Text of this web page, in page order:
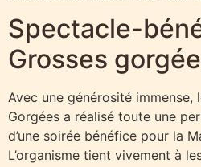
Spectacle-
Grosses
Avec une générosité immense,
Gorgées a réalisé toute une
d’une soirée bénéfice pour la
L’organisme tient vivement à